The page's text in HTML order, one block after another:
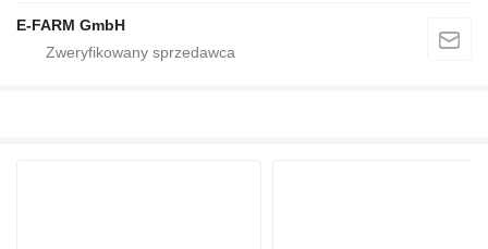
E-FARM GmbH